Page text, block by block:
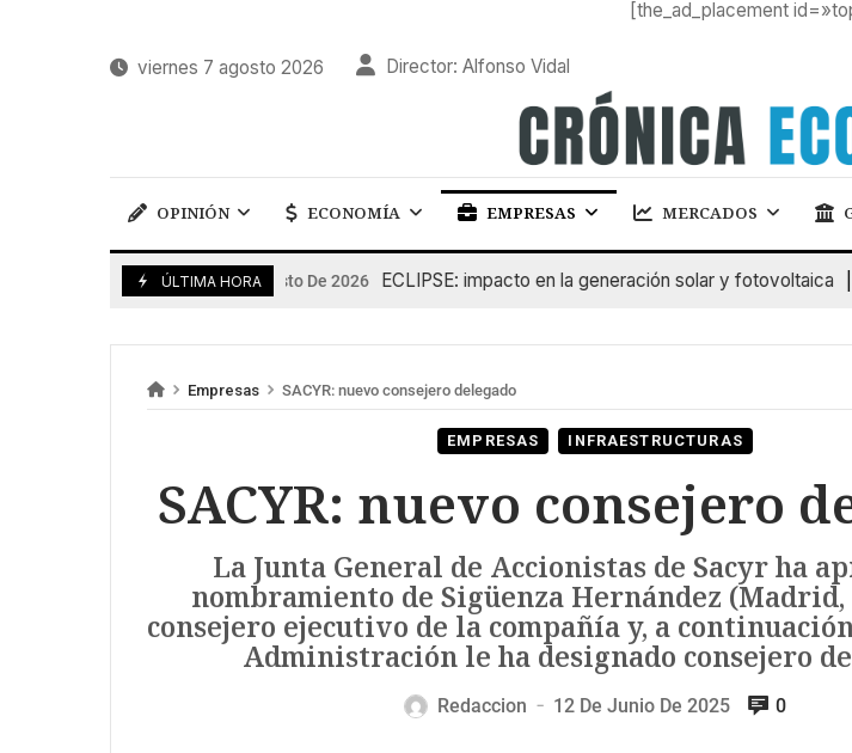
[the_ad_placement
viernes 7 agosto 2026 Director: Alfonso Vidal
OPINIÓN ECONOMÍA EMPRESAS MERCADOS
ÚLTIMA HORA
6 De Agosto De 2026 ECLIPSE: impacto en la generación solar y fotovoltaica
Empresas SACYR: nuevo consejero delegado
EMPRESAS INFRAESTRUCTURAS
SACYR: nuevo consejero
La Junta General de Accionistas de Sacyr ha
nombramiento de Sigüenza Hernández (Madrid,
consejero ejecutivo de la compañía y, a
Administración le ha designado consejero
Redaccion — 12 De Junio De 2025 0